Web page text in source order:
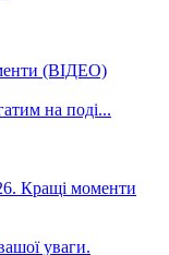
(ВІДЕО)
Кращі моменти